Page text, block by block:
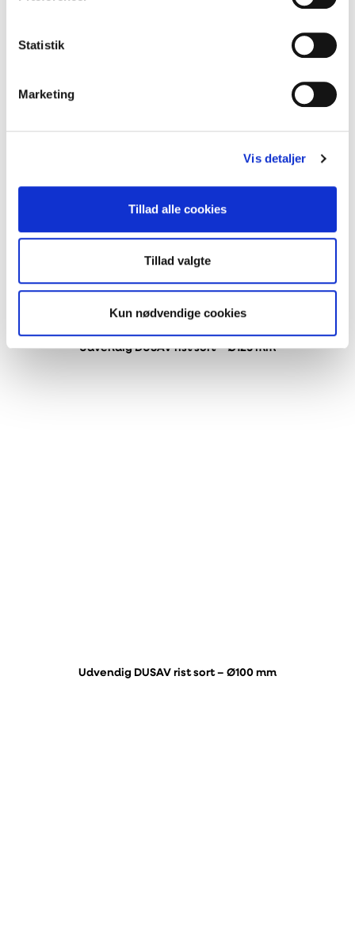
Statistik
Marketing
Vis detaljer
Tillad alle cookies
Tillad valgte
Kun nødvendige cookies
Udvendig DUSAV rist sort – Ø125 mm
Udvendig DUSAV rist sort – Ø100 mm